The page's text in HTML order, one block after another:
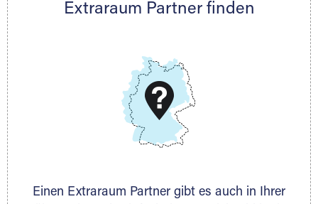
freuen uns auf Ihre Anfrage. Steus Logistik
DAS KÖNNEN WIR
Wir können Ihnen nach Ihrem Platzbedarf und dem
Lagervolumen immer die exakt passende
Extraraum Partner finden
Einen Extraraum Partner gibt es auch in Ihrer